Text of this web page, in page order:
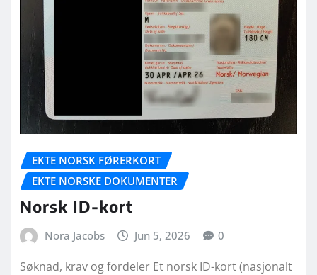
EKTE NORSK FØRERKORT
EKTE NORSKE DOKUMENTER
Norsk ID-kort
Nora Jacobs Jun 5, 2026 0
Søknad, krav og fordeler Et norsk ID-kort (nasjonalt